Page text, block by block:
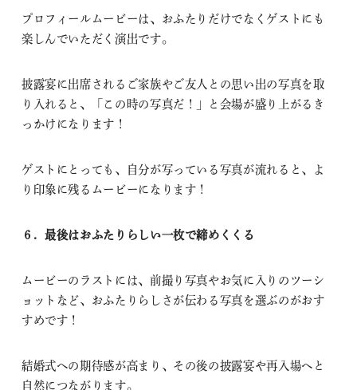
プロフィールムービーは、おふたりだけでなくゲストにも
楽しんでいただく演出です。
披露宴に出席されるご家族やご友人との思い出の写真を取
り入れると、「この時の写真だ！」と会場が盛り上がるき
っかけになります！
ゲストにとっても、自分が写っている写真が流れると、よ
り印象に残るムービーになります！
６．最後はおふたりらしい一枚で締めくくる
ムービーのラストには、前撮り写真やお気に入りのツーシ
ョットなど、おふたりらしさが伝わる写真を選ぶのがおす
すめです！
結婚式への期待感が高まり、その後の披露宴や再入場へと
自然につながります。